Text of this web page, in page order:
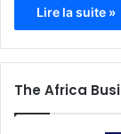
Lire la suite »
The Africa